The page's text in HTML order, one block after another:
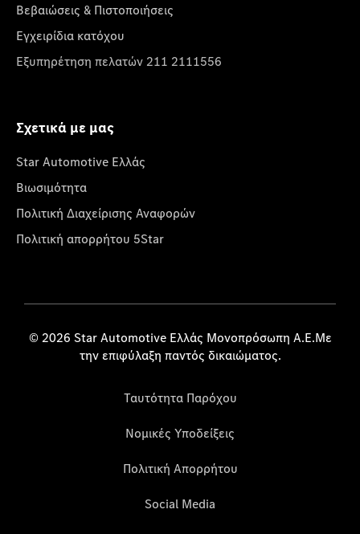
Βεβαιώσεις & Πιστοποιήσεις
Εγχειρίδια κατόχου
Εξυπηρέτηση πελατών 211 2111556
Σχετικά με μας
Star Automotive Ελλάς
Βιωσιμότητα
Πολιτική Διαχείρισης Αναφορών
Πολιτική απορρήτου 5Star
© 2026 Star Automotive Ελλάς Μονοπρόσωπη Α.Ε.Με
την επιφύλαξη παντός δικαιώματος.
Ταυτότητα Παρόχου
Νομικές Υποδείξεις
Πολιτική Απορρήτου
Social Media